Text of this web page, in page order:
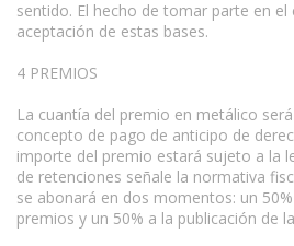
sentido. El hecho de tomar parte en
aceptación de estas bases.
4 PREMIOS
La cuantía del premio en metálico
concepto de pago de anticipo de
importe del premio estará sujeto a la
de retenciones señale la normativa
se abonará en dos momentos: un
premios y un 50% a la publicación de